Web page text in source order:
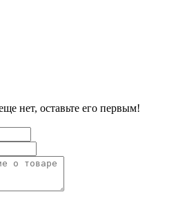
нет, оставьте его первым!